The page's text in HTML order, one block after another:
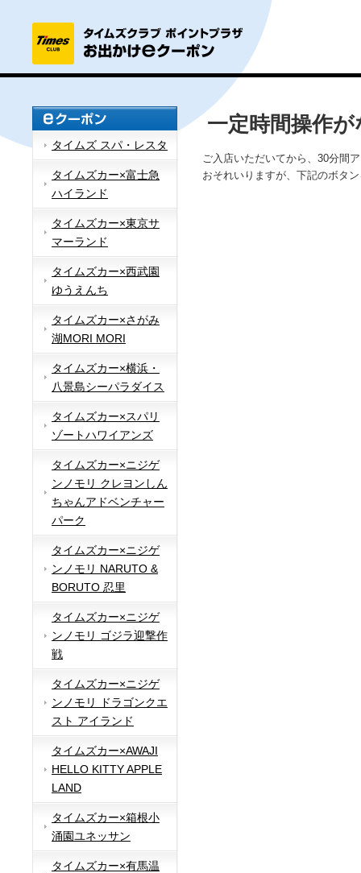
タイムズ スパ・レスタ
タイムズカー×富士急
ハイランド
タイムズカー×東京サ
マーランド
タイムズカー×西武園
ゆうえんち
タイムズカー×さがみ
湖MORI MORI
タイムズカー×横浜・
八景島シーパラダイス
タイムズカー×スパリ
ゾートハワイアンズ
タイムズカー×ニジゲ
ンノモリ クレヨンしん
ちゃんアドベンチャー
パーク
タイムズカー×ニジゲ
ンノモリ NARUTO &
BORUTO 忍里
タイムズカー×ニジゲ
ンノモリ ゴジラ迎撃作
戦
タイムズカー×ニジゲ
ンノモリ ドラゴンクエ
スト アイランド
タイムズカー×AWAJI
HELLO KITTY APPLE
LAND
タイムズカー×箱根小
涌園ユネッサン
タイムズカー×有馬温
一定時間操作
ご入店いただいてから、30分間
おそれいりますが、下記のボタ